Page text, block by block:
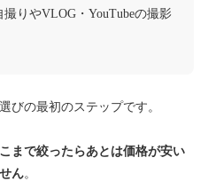
りやVLOG・YouTubeの撮影
びの最初のステップです。
まで絞ったらあとは価格が安い
ん。